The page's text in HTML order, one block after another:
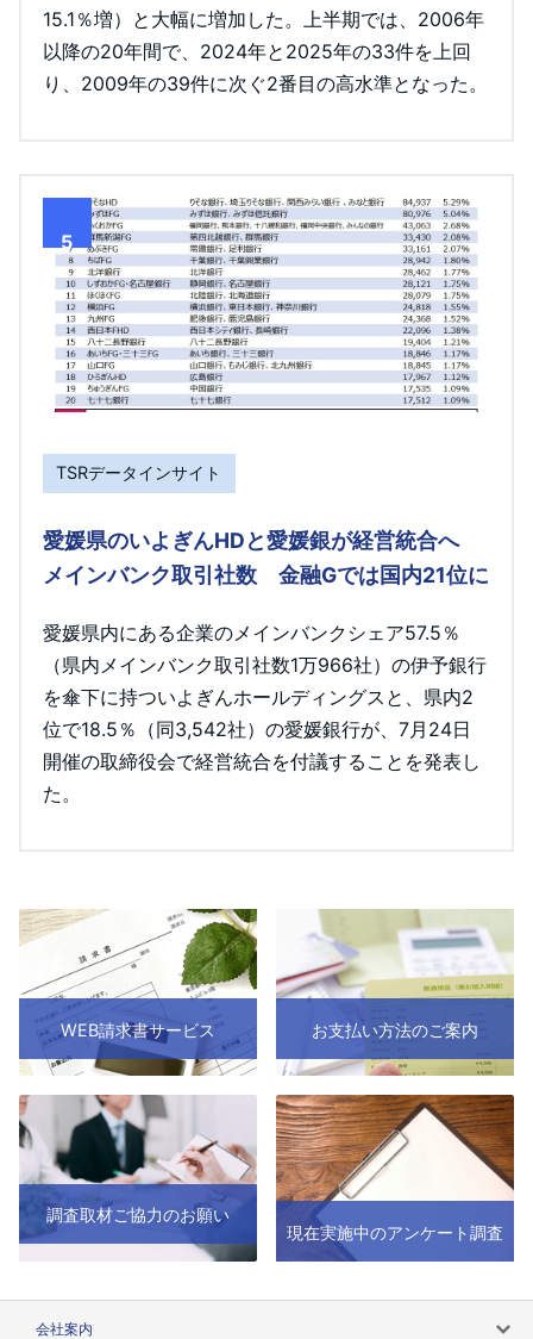
15.1％増）と大幅に増加した。上半期では、2006年
以降の20年間で、2024年と2025年の33件を上回
り、2009年の39件に次ぐ2番目の高水準となった。
5
TSRデータインサイト
愛媛県のいよぎんHDと愛媛銀が経営統合へ
メインバンク取引社数 金融Gでは国内21位に
愛媛県内にある企業のメインバンクシェア57.5％
（県内メインバンク取引社数1万966社）の伊予銀行
を傘下に持ついよぎんホールディングスと、県内2
位で18.5％（同3,542社）の愛媛銀行が、7月24日
開催の取締役会で経営統合を付議することを発表し
た。
WEB請求書サービス お支払い方法のご案内
調査取材ご協力のお願い
現在実施中のアンケート調査
会社案内